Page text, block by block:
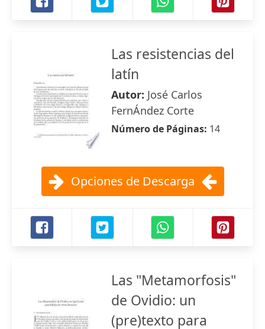
Las resistencias del
latín
Autor: José Carlos
FernÁndez Corte
Número de Páginas: 14
Opciones de Descarga
Las "Metamorfosis"
de Ovidio: un
(pre)texto para